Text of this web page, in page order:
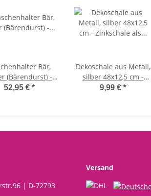
Bär,
(Bärendurst) -
Skulptur, Wein
52,95 € *
Dekoschale aus Metall,
silber 48x12,5 cm -
Zinkschale als Mini
9,99 € *
| D-72793
Versand